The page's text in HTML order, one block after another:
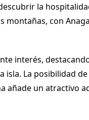
la
montañas, con
interés,
isla. La posibilidad
añade un atractivo